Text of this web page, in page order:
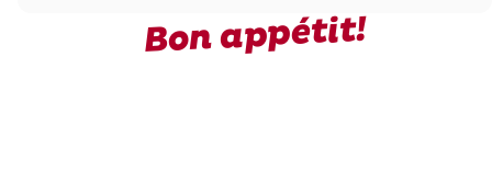
Bon appétit!